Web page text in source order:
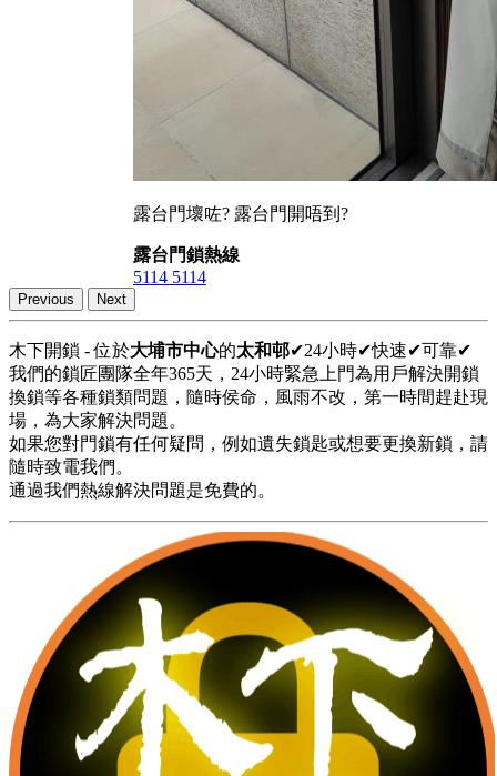
露台門壞咗? 露台門開唔到?
露台門鎖熱線
5114 5114
Previous Next
木下開鎖 - 位於大埔市中心的太和邨✔24小時✔快速✔可靠✔
我們的鎖匠團隊全年365天，24小時緊急上門為用戶解決開鎖
換鎖等各種鎖類問題，隨時侯命，風雨不改，第一時間趕赴現
場，為大家解決問題。
如果您對門鎖有任何疑問，例如遺失鎖匙或想要更換新鎖，請
隨時致電我們。
通過我們熱線解決問題是免費的。